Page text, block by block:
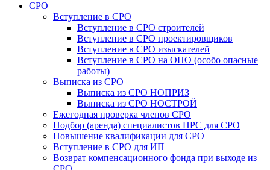
СРО
Вступление в СРО
Вступление в СРО строителей
Вступление в СРО проектировщиков
Вступление в СРО изыскателей
Вступление в СРО на ОПО (особо опасные
работы)
Выписка из СРО
Выписка из СРО НОПРИЗ
Выписка из СРО НОСТРОЙ
Ежегодная проверка членов СРО
Подбор (аренда) специалистов НРС для СРО
Повышение квалификации для СРО
Вступление в СРО для ИП
Возврат компенсационного фонда при выходе из